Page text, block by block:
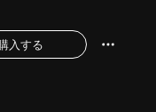
入する